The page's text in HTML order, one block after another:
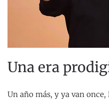
Una era
Un año más, y ya van